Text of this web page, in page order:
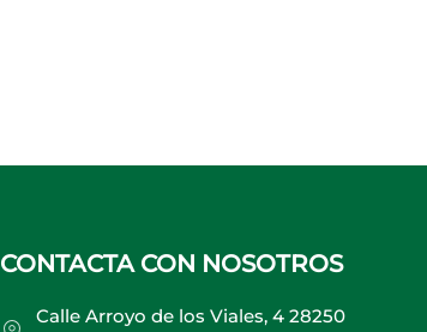
CONTACTA CON NOSOTROS
Calle Arroyo de los Viales, 4 28250